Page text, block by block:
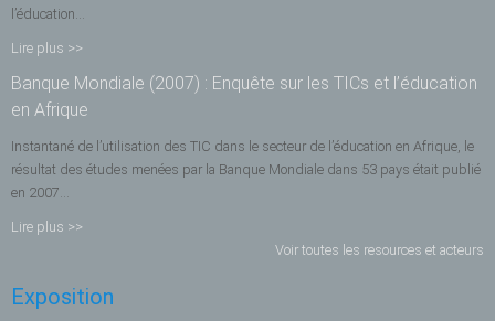
l’éducation...
Lire plus >>
Banque Mondiale (2007) : Enquête sur les TICs et l’éducation
en Afrique
Instantané de l’utilisation des TIC dans le secteur de l’éducation en Afrique, le
résultat des études menées par la Banque Mondiale dans 53 pays était publié
en 2007...
Lire plus >>
Voir toutes les resources et acteurs
Exposition